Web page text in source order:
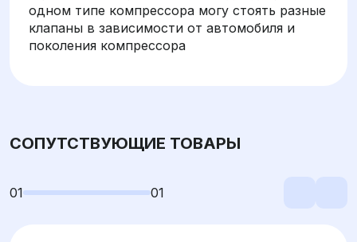
одном типе компрессора могу стоять разные
клапаны в зависимости от автомобиля и
поколения компрессора
СОПУТСТВУЮЩИЕ ТОВАРЫ
01 01